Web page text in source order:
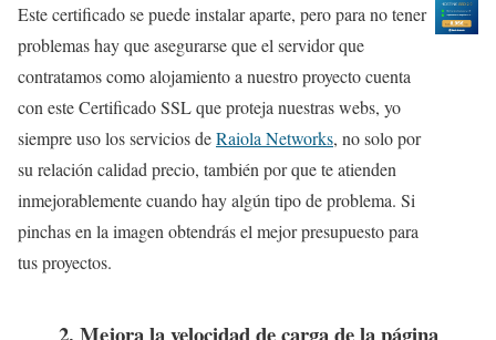
Este certificado se puede instalar aparte, pero para no tener
problemas hay que asegurarse que el servidor que
contratamos como alojamiento a nuestro proyecto cuenta
con este Certificado SSL que proteja nuestras webs, yo
siempre uso los servicios deRaiola Networks, no solo por
su relación calidad precio, también por que te atienden
inmejorablemente cuando hay algún tipo de problema. Si
pinchas en la imagen obtendrás el mejor presupuesto para
tus proyectos.
2. Mejora la velocidad de carga de la página